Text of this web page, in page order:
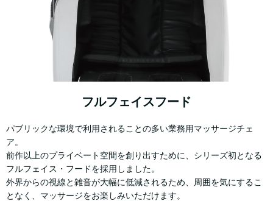
フルフェイスフード
パブリックな環境で利用されることの多い業務用マッサージチェ
ア。
前作以上のプライベート空間を創り出すために、シリーズ初となる
フルフェイス・フードを採用しました。
外界からの視線と雑音が大幅に低減されるため、周囲を気にするこ
となく、マッサージをお楽しみいただけます。